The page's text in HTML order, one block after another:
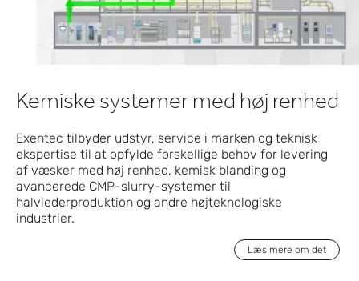
Kemiske systemer med høj renhed
Exentec tilbyder udstyr, service i marken og teknisk
ekspertise til at opfylde forskellige behov for levering
af væsker med høj renhed, kemisk blanding og
avancerede CMP-slurry-systemer til
halvlederproduktion og andre højteknologiske
industrier.
Læs mere om det